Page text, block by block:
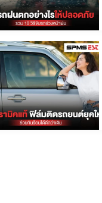
รวิจัย